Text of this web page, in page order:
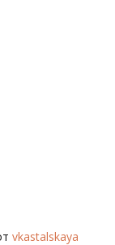
vkastalskaya